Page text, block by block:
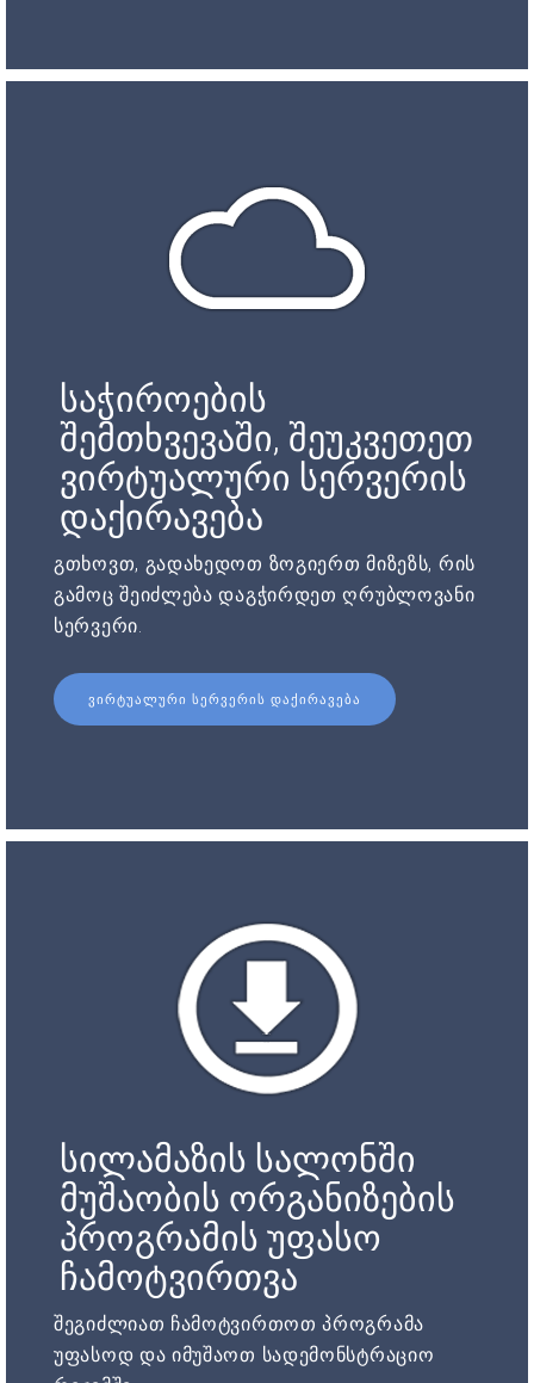
საჭიროების
შემთხვევაში, შეუკვეთეთ
ვირტუალური სერვერის
დაქირავება
გთხოვთ, გადახედოთ ზოგიერთ მიზეზს, რის
გამოც შეიძლება დაგჭირდეთ ღრუბლოვანი
სერვერი.
ᲕᲘᲠᲢᲣᲐᲚᲣᲠᲘ ᲡᲔᲠᲕᲔᲠᲘᲡ ᲓᲐᲥᲘᲠᲐᲕᲔᲑᲐ
სილამაზის სალონში
მუშაობის ორგანიზების
პროგრამის უფასო
ჩამოტვირთვა
შეგიძლიათ ჩამოტვირთოთ პროგრამა
უფასოდ და იმუშაოთ სადემონსტრაციო